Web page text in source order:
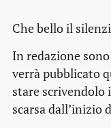
Che bello il
In redazione
verrà pubblicato
stare scrivendolo
scarsa dall’inizio